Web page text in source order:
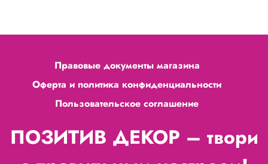
Правовые документы магазина
Оферта и политика конфиденциальности
Пользовательское соглашение
ПОЗИТИВ ДЕКОР – твори